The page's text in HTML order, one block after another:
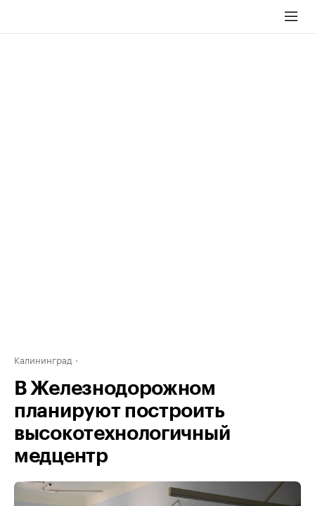
Калининград
В Железнодорожном
планируют построить
высокотехнологичный
медцентр